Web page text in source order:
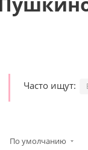
Часто ищут:
По умолчанию